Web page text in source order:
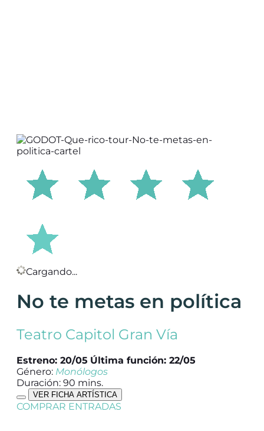
Cargando...
No te metas en política
Teatro Capitol Gran Vía
Estreno: 20/05 Última función: 22/05
Género: Monólogos
Duración: 90 mins.
VER FICHA ARTÍSTICA
COMPRAR ENTRADAS